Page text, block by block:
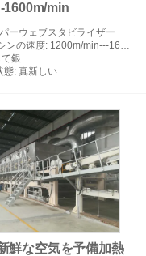
-1600m/min
ーウェブスタビライザー
ンの速度: 1200m/min---1600m/min
銀
態: 真新しい
鮮な空気を予備加熱